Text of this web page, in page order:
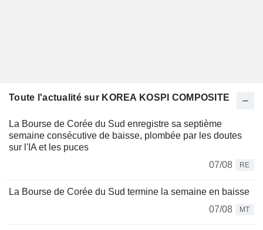
Toute l'actualité sur KOREA KOSPI COMPOSITE
La Bourse de Corée du Sud enregistre sa septième
semaine consécutive de baisse, plombée par les doutes
sur l'IA et les puces
07/08
RE
La Bourse de Corée du Sud termine la semaine en baisse
07/08
MT